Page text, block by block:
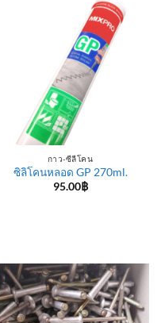
กาว-ซีลีโคน
ซิลิโคนหลอด GP 270ml.
95.00฿